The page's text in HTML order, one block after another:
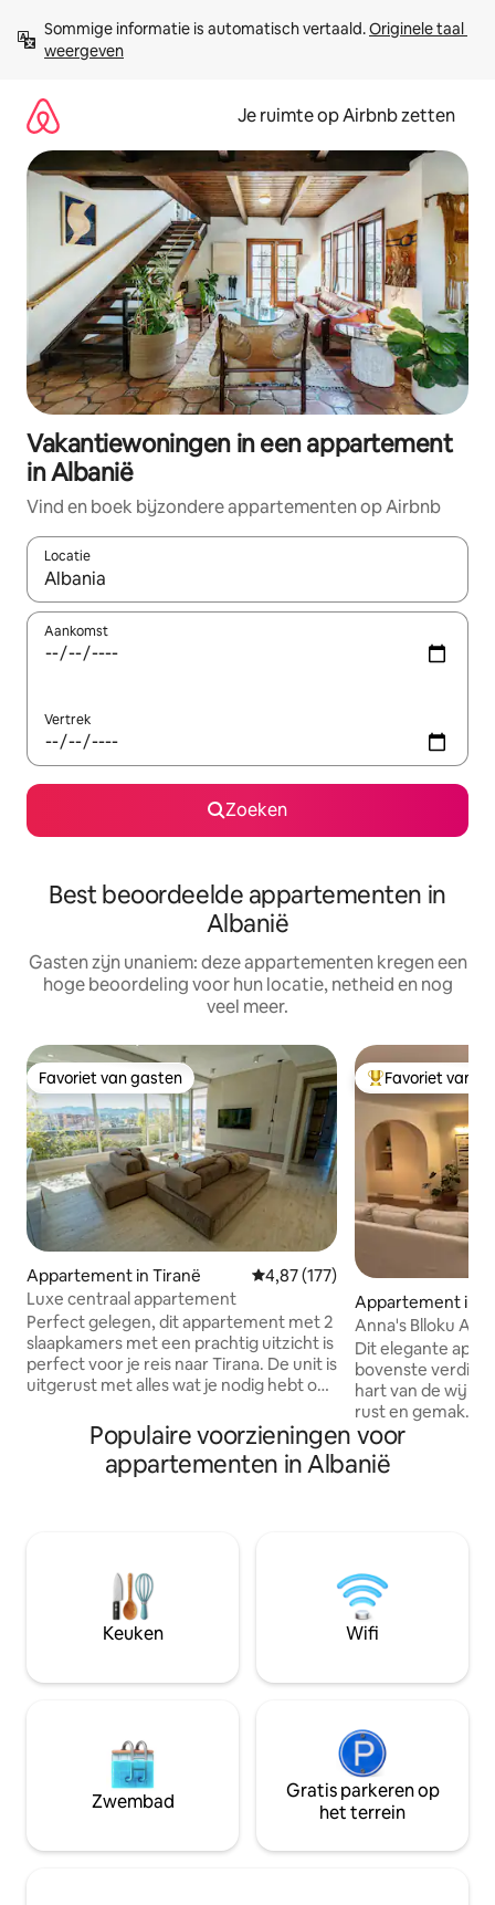
direct
naar
Sommige informatie is automatisch vertaald. Originele taal
weergeven
Je ruimte op Airbnb zetten
Vakantiewoningen in een appartement
in Albanië
Vind en boek bijzondere appartementen op Airbnb
Locatie
Wanneer er suggesties beschikbaar zijn, maak je een keuze
Aankomst
Vertrek
Zoeken
Best beoordeelde appartementen in
Albanië
Gasten zijn unaniem: deze appartementen kregen een
hoge beoordeling voor hun locatie, netheid en nog
veel meer.
Favoriet van gasten
Favoriet van gasten
Appartement in Tiranë Gemiddelde beoordeling van
4,87 (177)
Luxe centraal appartement
Perfect gelegen, dit appartement met 2
slaapkamers met een prachtig uitzicht is
perfect voor je reis naar Tirana. De unit is
uitgerust met alles wat je nodig hebt om
maken. U kunt altijd genieten van het
gebruik van de bbq-grill op het terras
van 30 vierkante meter met geweldig
Een geweldige locatie om Tirana op de
beste manier te ontdekken. We kijken
ernaar uit om je binnenkort te mogen
verwelkomen!
Topfavoriet van
Favoriet van
Appartement in
Anna's Blloku
Dit elegante
bovenste
hart van de wijk
rust en gemak.
ontspannend
uitgeruste
en een groot
parkeren, een
supermarkt en
allemaal op
lopen. Ideaal
onvergetelijk
Populaire voorzieningen voor
appartementen in Albanië
Keuken Wifi
Zwembad
Gratis parkeren op
het terrein